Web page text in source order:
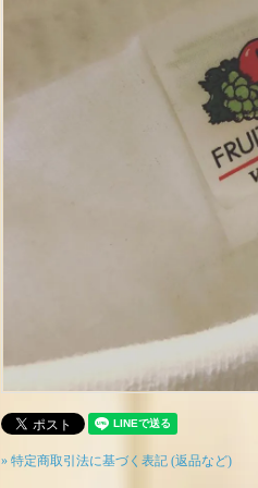
» 特定商取引法に基づく表記 (返品など)